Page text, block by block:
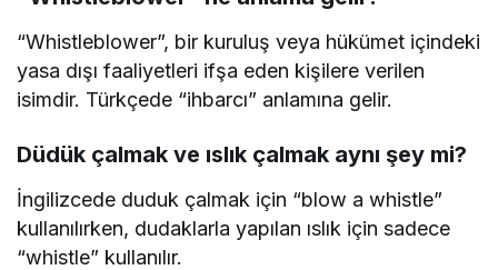
“Whistleblower”, bir kuruluş veya hükümet içindeki
yasa dışı faaliyetleri ifşa eden kişilere verilen
isimdir. Türkçede “ihbarcı” anlamına gelir.
Düdük çalmak ve ıslık çalmak aynı şey mi?
İngilizcede duduk çalmak için “blow a whistle”
kullanılırken, dudaklarla yapılan ıslık için sadece
“whistle” kullanılır.